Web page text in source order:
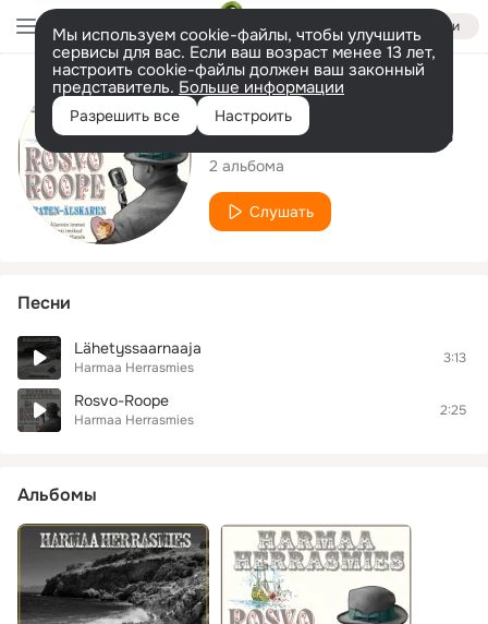
Войти
Мы используем cookie-файлы, чтобы улучшить
сервисы для вас. Если ваш возраст менее 13 лет,
настроить cookie-файлы должен ваш законный
представитель. Больше информации
Разрешить все Настроить
Исполнитель
Harmaa Herrasmies
2 альбома
Слушать
Песни
Lähetyssaarnaaja
Harmaa Herrasmies
3:13
Rosvo-Roope
Harmaa Herrasmies
2:25
Альбомы